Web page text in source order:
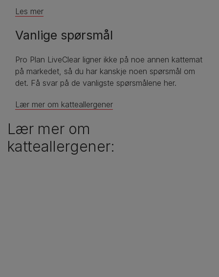
Les mer
Vanlige spørsmål
Pro Plan LiveClear ligner ikke på noe annen kattemat
på markedet, så du har kanskje noen spørsmål om
det. Få svar på de vanligste spørsmålene her.
Lær mer om katteallergener
Lær mer om
katteallergener: